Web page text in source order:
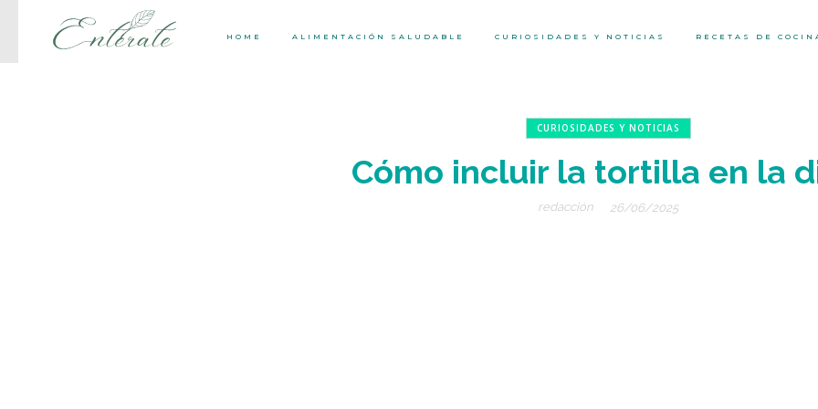
HOME ALIMENTACIÓN SALUDABLE CURIOSIDADES Y NOTICIAS RECETAS DE
CURIOSIDADES Y NOTICIAS
Cómo incluir la tortilla en la
redacción 26/06/2025